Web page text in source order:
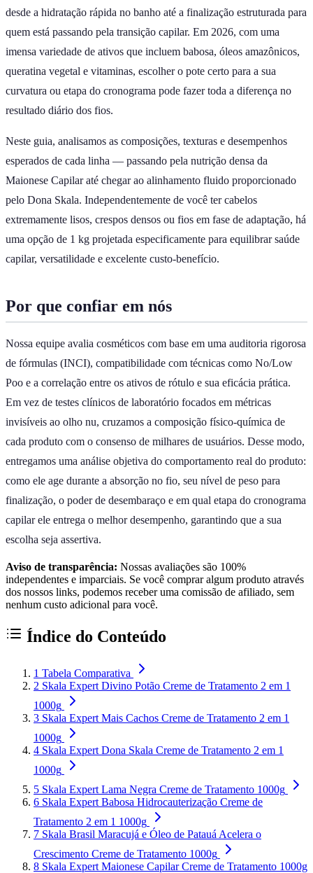
desde a hidratação rápida no banho até a finalização estruturada para
quem está passando pela transição capilar. Em 2026, com uma
imensa variedade de ativos que incluem babosa, óleos amazônicos,
queratina vegetal e vitaminas, escolher o pote certo para a sua
curvatura ou etapa do cronograma pode fazer toda a diferença no
resultado diário dos fios.
Neste guia, analisamos as composições, texturas e desempenhos
esperados de cada linha — passando pela nutrição densa da
Maionese Capilar até chegar ao alinhamento fluido proporcionado
pelo Dona Skala. Independentemente de você ter cabelos
extremamente lisos, crespos densos ou fios em fase de adaptação, há
uma opção de 1 kg projetada especificamente para equilibrar saúde
capilar, versatilidade e excelente custo-benefício.
Por que confiar em nós
Nossa equipe avalia cosméticos com base em uma auditoria rigorosa
de fórmulas (INCI), compatibilidade com técnicas como No/Low
Poo e a correlação entre os ativos de rótulo e sua eficácia prática.
Em vez de testes clínicos de laboratório focados em métricas
invisíveis ao olho nu, cruzamos a composição físico-química de
cada produto com o consenso de milhares de usuários. Desse modo,
entregamos uma análise objetiva do comportamento real do produto:
como ele age durante a absorção no fio, seu nível de peso para
finalização, o poder de desembaraço e em qual etapa do cronograma
capilar ele entrega o melhor desempenho, garantindo que a sua
escolha seja assertiva.
Aviso de transparência: Nossas avaliações são 100%
independentes e imparciais. Se você comprar algum produto através
dos nossos links, podemos receber uma comissão de afiliado, sem
nenhum custo adicional para você.
Índice do Conteúdo
1 Tabela Comparativa
2 Skala Expert Divino Potão Creme de Tratamento 2 em 1
1000g
3 Skala Expert Mais Cachos Creme de Tratamento 2 em 1
1000g
4 Skala Expert Dona Skala Creme de Tratamento 2 em 1
1000g
5 Skala Expert Lama Negra Creme de Tratamento 1000g
6 Skala Expert Babosa Hidrocauterização Creme de
Tratamento 2 em 1 1000g
7 Skala Brasil Maracujá e Óleo de Patauá Acelera o
Crescimento Creme de Tratamento 1000g
8 Skala Expert Maionese Capilar Creme de Tratamento 1000g